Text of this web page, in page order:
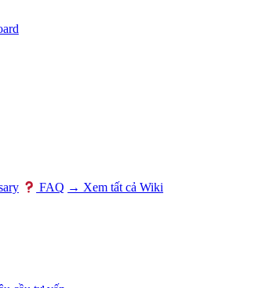
FAQ → Xem tất cả Wiki